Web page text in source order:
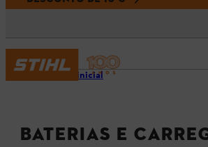
Página inicial
BATERIAS E